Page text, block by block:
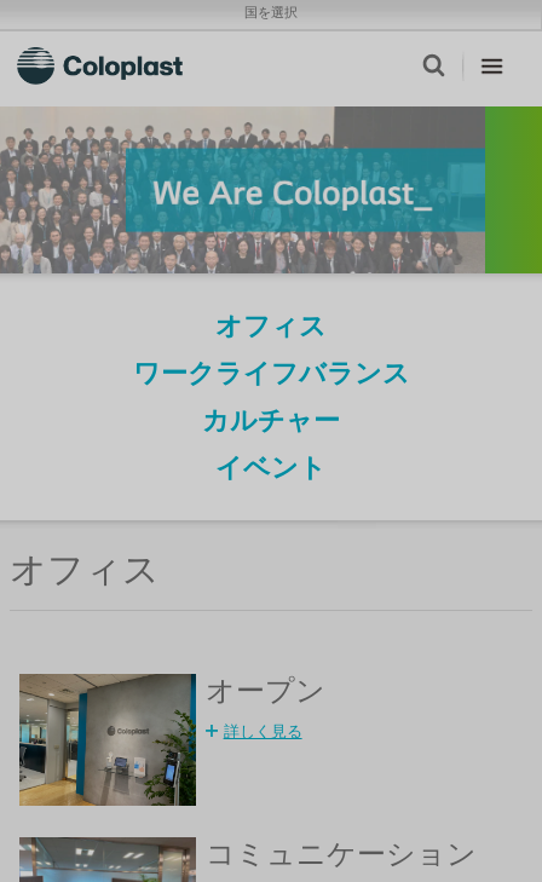
国を選択
オフィス
ワークライフバランス
カルチャー
イベント
オフィス
オープン
詳しく見る
コミュニケーション